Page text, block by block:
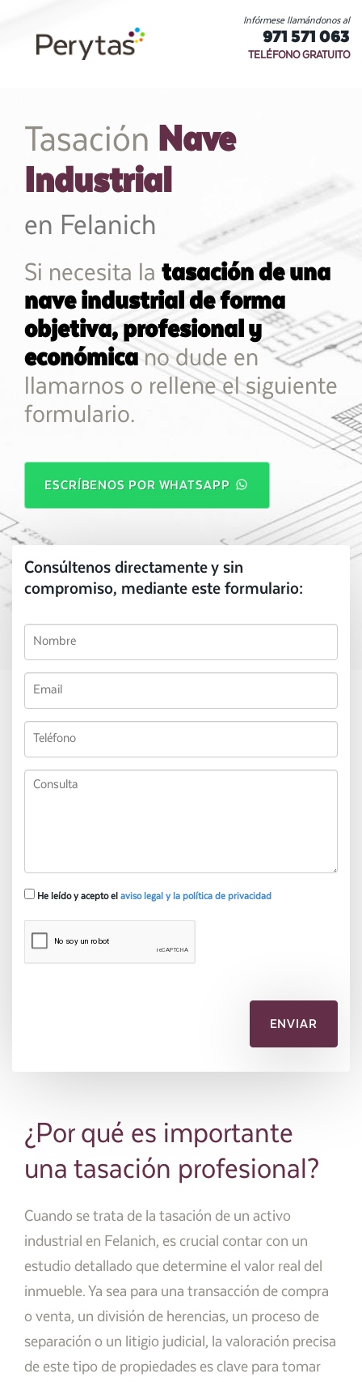
Infórmese llamándonos al
971 571 063
TELÉFONO GRATUITO
Tasación Nave
Industrial
en Felanich
Si necesita la tasación de una
nave industrial de forma
objetiva, profesional y
económicano dude en
llamarnos o rellene el siguiente
formulario.
ESCRÍBENOS POR WHATSAPP
Consúltenos directamente y sin
compromiso, mediante este formulario:
He leído y acepto el aviso legal y la política de privacidad
¿Por qué es importante
una tasación profesional?
Cuando se trata de la tasación de un activo
industrial en Felanich, es crucial contar con un
estudio detallado que determine el valor real del
inmueble. Ya sea para una transacción de compra
o venta, un división de herencias, un proceso de
separación o un litigio judicial, la valoración precisa
de este tipo de propiedades es clave para tomar